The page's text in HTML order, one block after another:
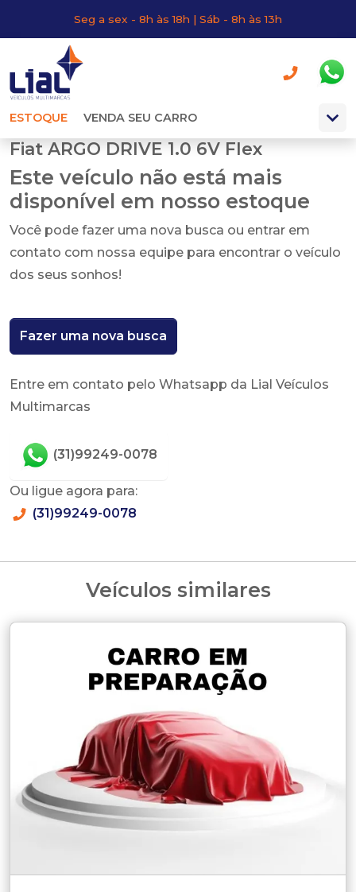
Seg a sex - 8h às 18h | Sáb - 8h às 13h
ESTOQUE VENDA SEU CARRO
Fiat ARGO DRIVE 1.0 6V Flex
Este veículo não está mais
disponível em nosso estoque
Você pode fazer uma nova busca ou entrar em
contato com nossa equipe para encontrar o veículo
dos seus sonhos!
Fazer uma nova busca
Entre em contato pelo Whatsapp da Lial Veículos
Multimarcas
(31)99249-0078
Ou ligue agora para:
(31)99249-0078
Veículos similares